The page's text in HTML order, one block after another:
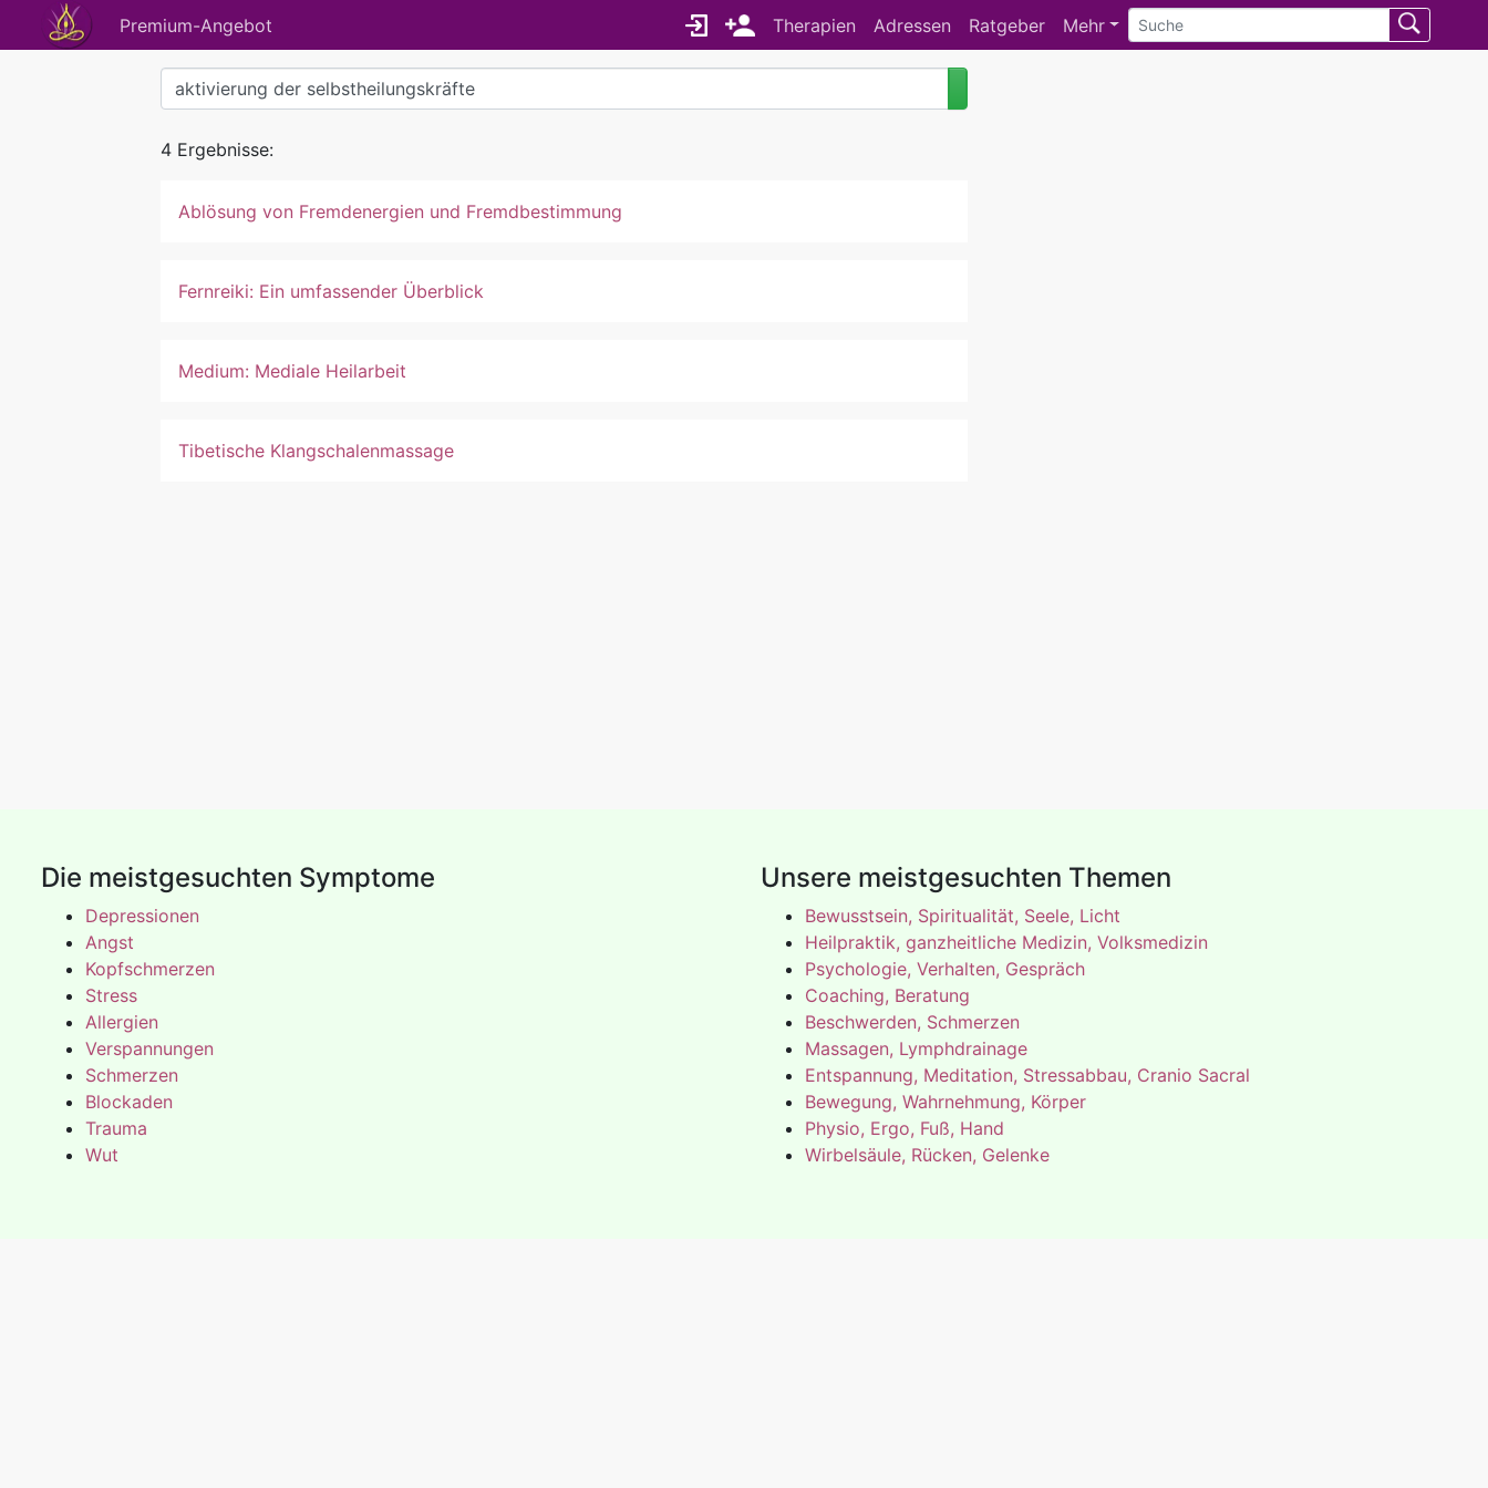
Premium-Angebot Therapien Adressen Ratgeber Mehr
4 Ergebnisse:
Ablösung von Fremdenergien und Fremdbestimmung
Fernreiki: Ein umfassender Überblick
Medium: Mediale Heilarbeit
Tibetische Klangschalenmassage
Die meistgesuchten Symptome
Depressionen
Angst
Kopfschmerzen
Stress
Allergien
Verspannungen
Schmerzen
Blockaden
Trauma
Wut
Unsere meistgesuchten Themen
Bewusstsein, Spiritualität, Seele, Licht
Heilpraktik, ganzheitliche Medizin, Volksmedizin
Psychologie, Verhalten, Gespräch
Coaching, Beratung
Beschwerden, Schmerzen
Massagen, Lymphdrainage
Entspannung, Meditation, Stressabbau, Cranio Sacral
Bewegung, Wahrnehmung, Körper
Physio, Ergo, Fuß, Hand
Wirbelsäule, Rücken, Gelenke